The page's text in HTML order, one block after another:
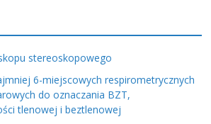
stereoskopowego
6-miejscowych respirometrycznych
do oznaczania BZT,
tlenowej i beztlenowej